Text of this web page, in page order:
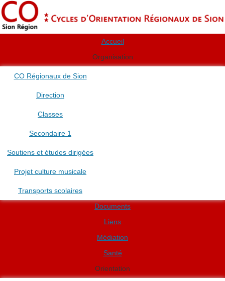
Accueil
Organisation
CO Régionaux de Sion
Direction
Classes
Secondaire 1
Soutiens et études dirigées
Projet culture musicale
Transports scolaires
Documents
Liens
Médiation
Santé
Orientation